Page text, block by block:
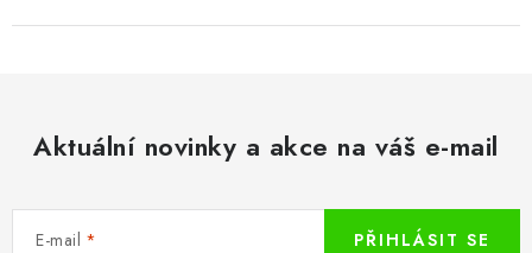
Aktuální novinky a akce na váš e-mail
E-mail PŘIHLÁSIT SE